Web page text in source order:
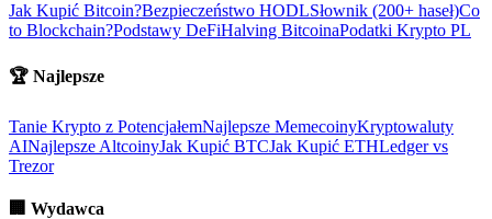
Jak Kupić Bitcoin?Bezpieczeństwo HODLSłownik (200+ haseł)Co
to Blockchain?Podstawy DeFiHalving BitcoinaPodatki Krypto PL
🏆 Najlepsze
Tanie Krypto z PotencjałemNajlepsze MemecoinyKryptowaluty
AINajlepsze AltcoinyJak Kupić BTCJak Kupić ETHLedger vs
Trezor
🏢 Wydawca